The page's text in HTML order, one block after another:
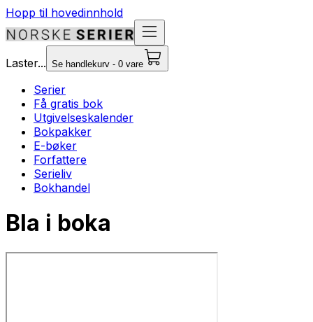
Hopp til hovedinnhold
Laster... Se handlekurv - 0 vare
Serier
Få gratis bok
Utgivelseskalender
Bokpakker
E-bøker
Forfattere
Serieliv
Bokhandel
Bla i boka